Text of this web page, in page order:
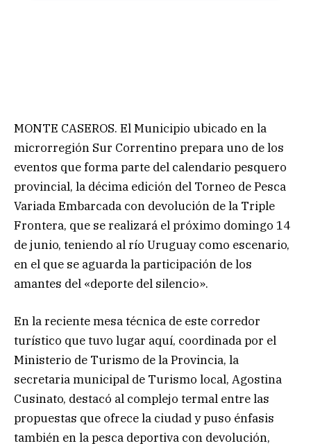
MONTE CASEROS. El Municipio ubicado en la
microrregión Sur Correntino prepara uno de los
eventos que forma parte del calendario pesquero
provincial, la décima edición del Torneo de Pesca
Variada Embarcada con devolución de la Triple
Frontera, que se realizará el próximo domingo 14
de junio, teniendo al río Uruguay como escenario,
en el que se aguarda la participación de los
amantes del «deporte del silencio».
En la reciente mesa técnica de este corredor
turístico que tuvo lugar aquí, coordinada por el
Ministerio de Turismo de la Provincia, la
secretaria municipal de Turismo local, Agostina
Cusinato, destacó al complejo termal entre las
propuestas que ofrece la ciudad y puso énfasis
también en la pesca deportiva con devolución,